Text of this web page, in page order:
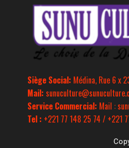
Siège Social: Médina, Rue 6 x
Mail:
Service Commercial: Mail :
Tel : +221 77 148 25 74 / +221